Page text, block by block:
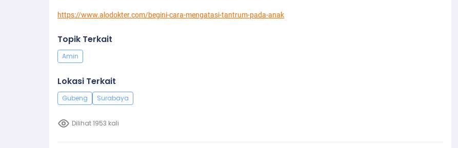
https://www.alodokter.com/begini-cara-mengatasi-tantrum-pada-anak
Topik Terkait
Amin
Lokasi Terkait
Gubeng Surabaya
Dilihat 1953 kali